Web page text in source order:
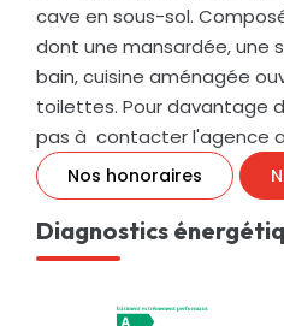
cave en sous-sol.
dont une mansardée, une
bain, cuisine aménagée
toilettes. Pour davantage
pas à contacter l'agence
Nos honoraires
Diagnostics